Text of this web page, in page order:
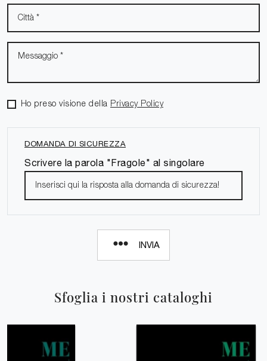
Sfoglia i nostri cataloghi
Ho preso visione della Privacy Policy
DOMANDA DI SICUREZZA
Scrivere la parola "Fragole" al singolare
INVIA